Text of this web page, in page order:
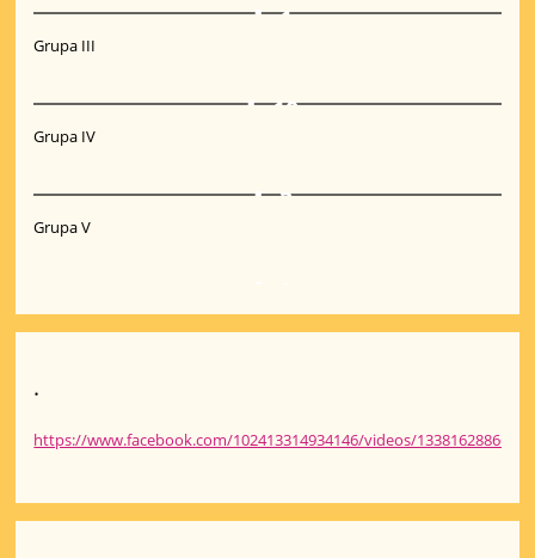
1
Grupa III
10
Grupa IV
3
Grupa V
.
https://www.facebook.com/102413314934146/videos/